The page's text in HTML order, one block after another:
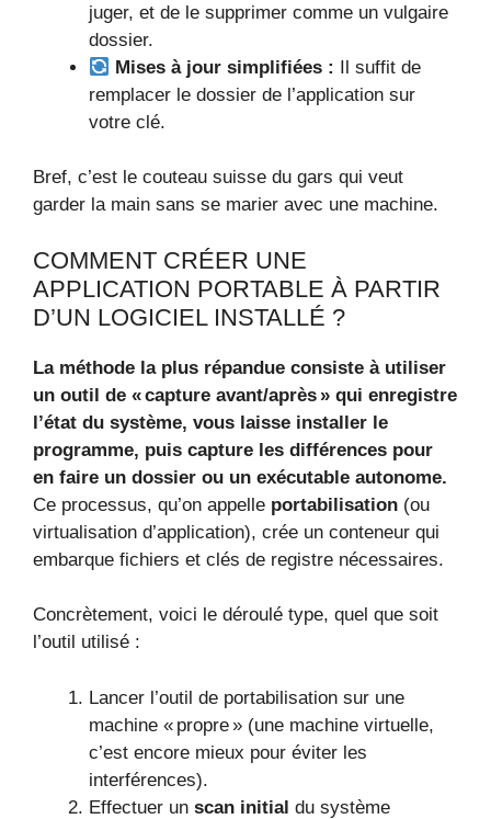
juger, et de le supprimer comme un vulgaire
dossier.
Mises à jour simplifiées : Il suffit de
remplacer le dossier de l’application sur
votre clé.
Bref, c’est le couteau suisse du gars qui veut
garder la main sans se marier avec une machine.
COMMENT CRÉER UNE
APPLICATION PORTABLE À PARTIR
D’UN LOGICIEL INSTALLÉ ?
La méthode la plus répandue consiste à utiliser
un outil de « capture avant/après » qui enregistre
l’état du système, vous laisse installer le
programme, puis capture les différences pour
en faire un dossier ou un exécutable autonome.
Ce processus, qu’on appelle portabilisation (ou
virtualisation d’application), crée un conteneur qui
embarque fichiers et clés de registre nécessaires.
Concrètement, voici le déroulé type, quel que soit
l’outil utilisé :
Lancer l’outil de portabilisation sur une
machine « propre » (une machine virtuelle,
c’est encore mieux pour éviter les
interférences).
Effectuer un scan initial du système